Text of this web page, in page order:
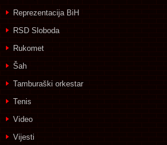
Reprezentacija BiH
RSD Sloboda
Rukomet
Šah
Tamburaški orkestar
Tenis
Video
Vijesti